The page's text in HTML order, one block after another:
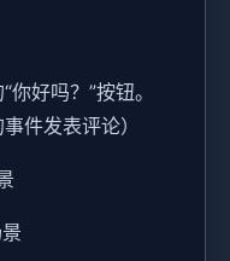
好吗？”按钮。
件发表评论）